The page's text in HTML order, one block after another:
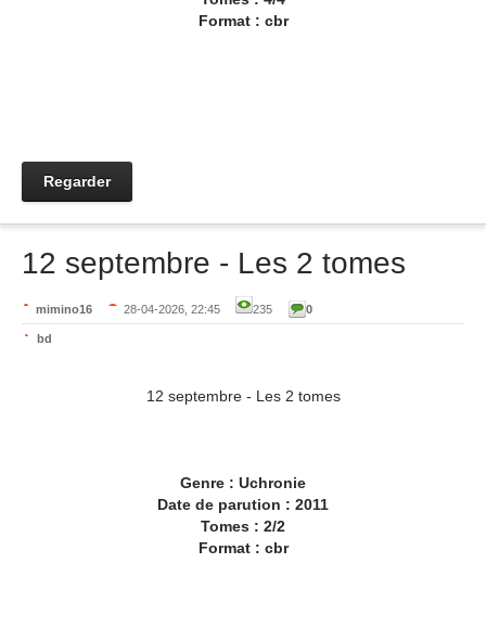
Format : cbr
Regarder
12 septembre - Les 2 tomes
mimino16 28-04-2026, 22:45 235 0
bd
12 septembre - Les 2 tomes
Genre : Uchronie
Date de parution : 2011
Tomes : 2/2
Format : cbr